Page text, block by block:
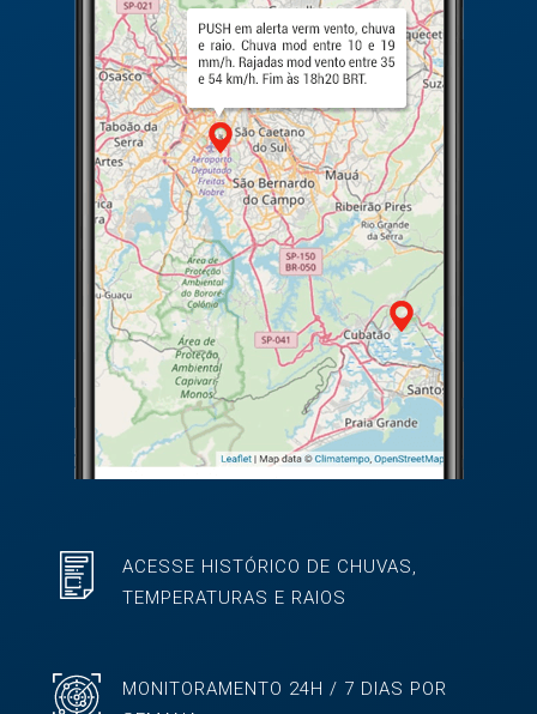
ACESSE HISTÓRICO DE CHUVAS,
TEMPERATURAS E RAIOS
MONITORAMENTO 24H / 7 DIAS POR